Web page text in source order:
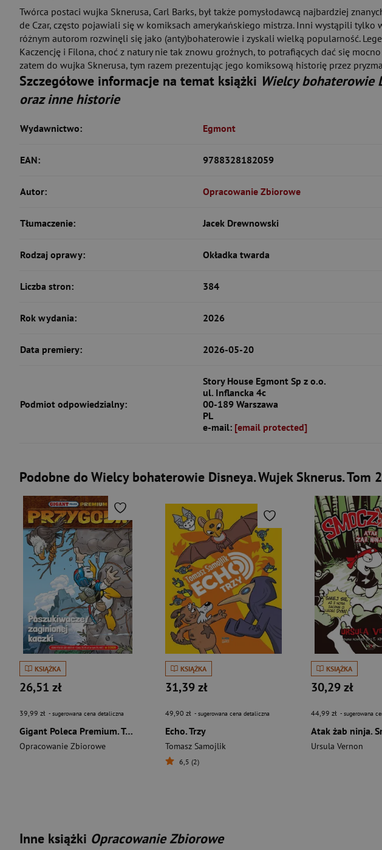
Twórca postaci wujka Sknerusa, Carl Barks, był także pomysłodawcą najbardziej
de Czar, często pojawiali się w komiksach amerykańskiego mistrza. Inni wystąpili
różnym autorom rozwinęli się jako (anty)bohaterowie i zyskali wielką popularność.
Kaczencję i Filona, choć z natury nie tak znowu groźnych, to potrafiących dać się
zatem do wujka Sknerusa, tym razem prezentując jego komiksową historię przez
Szczegółowe informacje na temat książki Wielcy bohaterowie
oraz inne historie
Wydawnictwo: Egmont
EAN: 9788328182059
Autor: Opracowanie Zbiorowe
Tłumaczenie: Jacek Drewnowski
Rodzaj oprawy: Okładka twarda
Liczba stron: 384
Rok wydania: 2026
Data premiery: 2026-05-20
Podmiot odpowiedzialny:
Story House Egmont Sp z o.o.
ul. Inflancka 4c
00-189 Warszawa
PL
e-mail: [email protected]
Podobne do Wielcy bohaterowie Disneya. Wujek Sknerus. Tom
KSIĄŻKA
26,51 zł
39,99 zł - sugerowana cena detaliczna
Gigant Poleca Premium. Tom 2/2026. Przygoda. Poszukiwacze zaginionej kaczki
Opracowanie Zbiorowe
KSIĄŻKA
31,39 zł
49,90 zł - sugerowana cena detaliczna
Echo. Trzy
Tomasz Samojlik
6,5 (2)
KSIĄŻKA
30,29 zł
44,99 zł - sugerowana
Atak żab ninja.
Ursula Vernon
Inne książki Opracowanie Zbiorowe